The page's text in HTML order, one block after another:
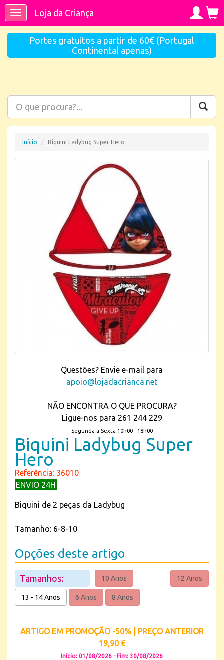
ToggleLoja da Criança
Portes gratuitos a partir de 60€ (Portugal
Continental apenas)
Início Biquini Ladybug Super Hero
Questões? Envie e-mail para
apoio@lojadacrianca.net
NÃO ENCONTRA O QUE PROCURA?
Ligue-nos para 261 244 229
Segunda a Sexta 10h00 - 18h00
Biquini Ladybug Super
Hero
Referência: 36010
ENVIO 24H
Biquini de 2 peças da Ladybug
Tamanho: 6-8-10
Opções deste artigo
Tamanhos: 10 Anos 12 Anos
13 - 14 Anos 6 Anos 8 Anos
ARTIGO EM PROMOÇÃO -50% | PREÇO ANTERIOR
19,90 €
Início: 01/08/2026 - Fim: 30/08/2026